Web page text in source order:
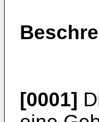
[0001]